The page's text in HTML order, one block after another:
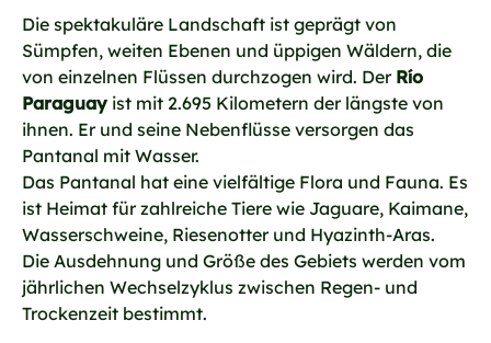
Die spektakuläre Landschaft ist geprägt von
Sümpfen, weiten Ebenen und üppigen Wäldern, die
von einzelnen Flüssen durchzogen wird. Der Río
Paraguay ist mit 2.695 Kilometern der längste von
ihnen. Er und seine Nebenflüsse versorgen das
Pantanal mit Wasser.
Das Pantanal hat eine vielfältige Flora und Fauna. Es
ist Heimat für zahlreiche Tiere wie Jaguare, Kaimane,
Wasserschweine, Riesenotter und Hyazinth-Aras.
Die Ausdehnung und Größe des Gebiets werden vom
jährlichen Wechselzyklus zwischen Regen- und
Trockenzeit bestimmt.